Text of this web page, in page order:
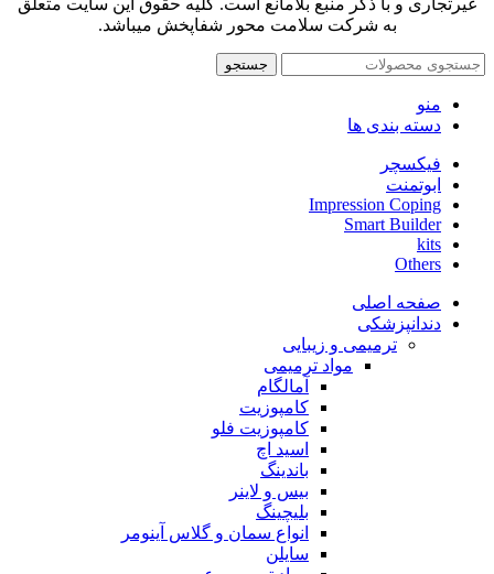
غیرتجاری و با ذکر منبع بلامانع است. کلیه حقوق این سایت متعلق
به شرکت سلامت محور شفاپخش میباشد.
جستجو
منو
دسته بندی ها
فیکسچر
ابوتمنت
Impression Coping
Smart Builder
kits
Others
صفحه اصلی
دندانپزشکی
ترمیمی و زیبایی
مواد ترمیمی
آمالگام
کامپوزیت
کامپوزیت فلو
اسید اچ
باندینگ
بیس و لاینر
بلیچینگ
انواع سمان و گلاس آینومر
سایلن